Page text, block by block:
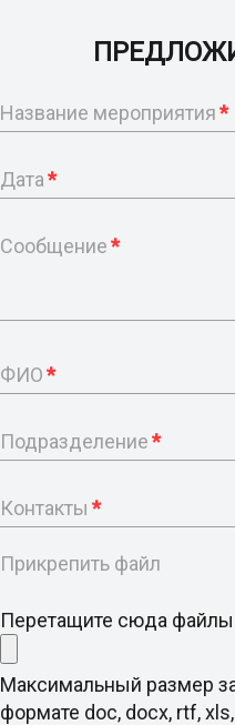
Название мероприятия*
Дата*
Сообщение*
ФИО*
Подразделение*
Контакты *
Прикрепить файл
Перетащите сюда
Максимальный размер
формате doc, docx, rtf,